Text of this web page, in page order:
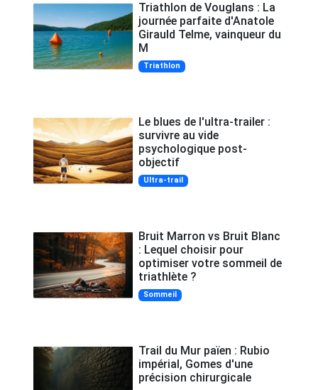
Triathlon de Vouglans : La
journée parfaite d'Anatole
Girauld Telme, vainqueur du
M
Triathlon
Le blues de l'ultra-trailer :
survivre au vide
psychologique post-
objectif
Ultra-trail
Bruit Marron vs Bruit Blanc
: Lequel choisir pour
optimiser votre sommeil de
triathlète ?
Sommeil
Trail du Mur païen : Rubio
impérial, Gomes d'une
précision chirurgicale